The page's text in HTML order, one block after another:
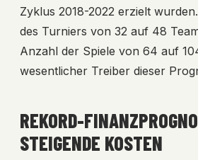
Zyklus 2018-2022 erzielt
des Turniers von 32 auf 48
Anzahl der Spiele von 64 auf
wesentlicher Treiber dieser
REKORD-
STEIGENDE KOSTEN